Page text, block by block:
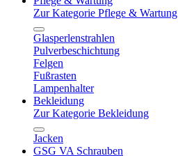
Zur Kategorie Pflege & Wartung
Glasperlenstrahlen
Pulverbeschichtung
Felgen
Fußrasten
Lampenhalter
Bekleidung
Zur Kategorie Bekleidung
Jacken
GSG VA Schrauben